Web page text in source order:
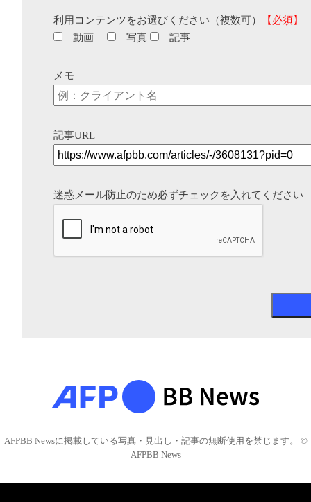
利用コンテンツをお選びください（複数可）
【必須】
動画
写真 記事
メモ
記事URL
迷惑メール防止のため必ずチェックを入れてください
AFPBB Newsに掲載している写真・見出し・記事の無断使用を禁じます。 ©
AFPBB News